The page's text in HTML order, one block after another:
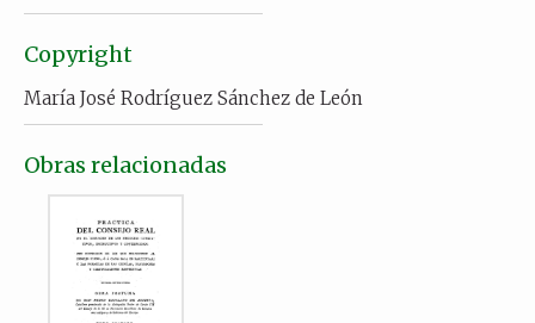
Copyright
María José Rodríguez Sánchez de León
Obras relacionadas